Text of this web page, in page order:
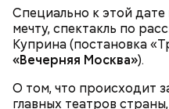
Специально к этой
мечту, спектакль по
Куприна (постановка
«Вечерняя Москва»).
О том, что происходит
главных театров